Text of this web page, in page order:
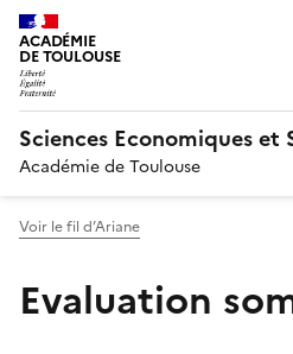
ACADÉMIE
DE TOULOUSE
Sciences Economiques et
Académie de Toulouse
Voir le fil d’Ariane
Evaluation